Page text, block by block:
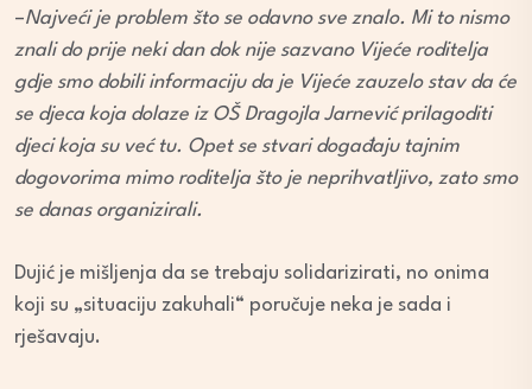
–Najveći je problem što se odavno sve znalo. Mi to nismo
znali do prije neki dan dok nije sazvano Vijeće roditelja
gdje smo dobili informaciju da je Vijeće zauzelo stav da će
se djeca koja dolaze iz OŠ Dragojla Jarnević prilagoditi
djeci koja su već tu. Opet se stvari događaju tajnim
dogovorima mimo roditelja što je neprihvatljivo, zato smo
se danas organizirali.
Dujić je mišljenja da se trebaju solidarizirati, no onima
koji su „situaciju zakuhali“ poručuje neka je sada i
rješavaju.